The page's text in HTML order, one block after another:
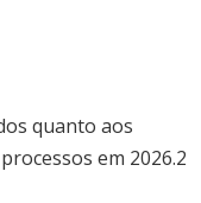
quanto aos
em 2026.2